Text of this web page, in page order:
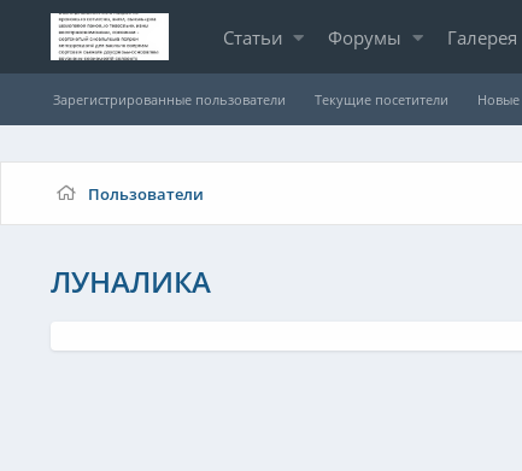
Статьи Форумы
Зарегистрированные пользователи Текущие посетители
Пользователи
ЛУНАЛИКА